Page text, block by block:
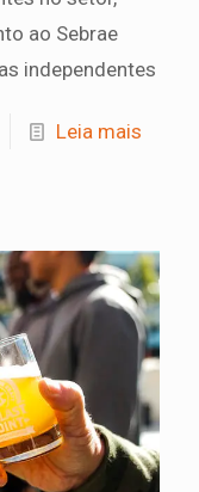
ao Sebrae
independentes
Leia mais